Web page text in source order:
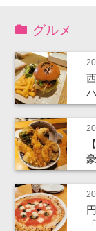
グルメ